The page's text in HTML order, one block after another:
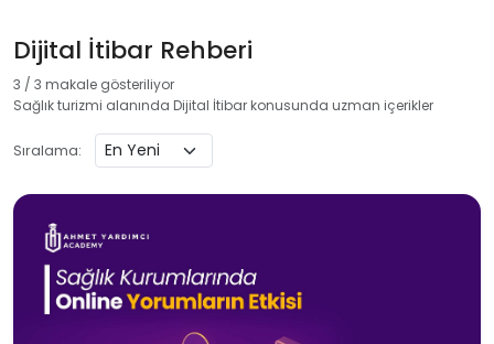
Dijital İtibar Rehberi
3 / 3 makale gösteriliyor
Sağlık turizmi alanında Dijital İtibar konusunda uzman içerikler
Sıralama: